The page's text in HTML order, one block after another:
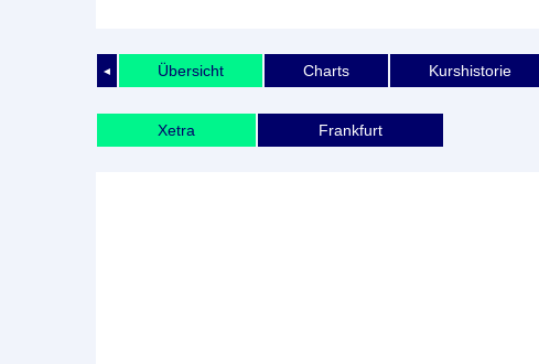
◄ Übersicht Charts Kurshistorie
Xetra Frankfurt